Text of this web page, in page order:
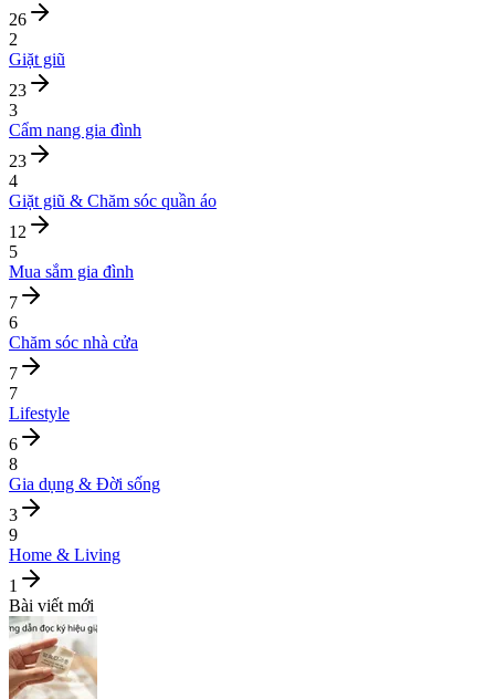
26
2
Giặt giũ
23
3
Cẩm nang gia đình
23
4
Giặt giũ & Chăm sóc quần áo
12
5
Mua sắm gia đình
7
6
Chăm sóc nhà cửa
7
7
Lifestyle
6
8
Gia dụng & Đời sống
3
9
Home & Living
1
Bài viết mới